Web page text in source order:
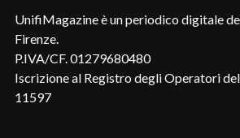
UnifiMagazine è un periodico digitale
Firenze.
P.IVA/CF. 01279680480
Iscrizione al Registro degli Operatori
11597